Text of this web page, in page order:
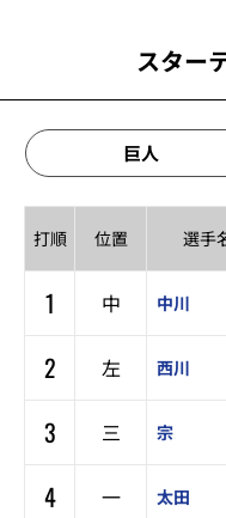
スター
巨人
打順 位置 選手
1 中 中川
2
左 西川
3
三 宗
4
一 太田